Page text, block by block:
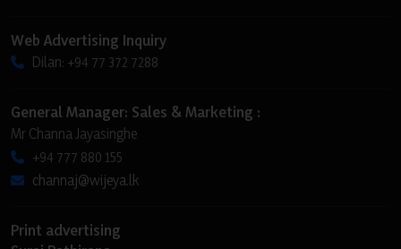
Web Advertising Inquiry
Dilan: +94 77 372 7288
General Manager: Sales & Marketing :
Mr Channa Jayasinghe
+94 777 880 155
channaj@wijeya.lk
Print advertising